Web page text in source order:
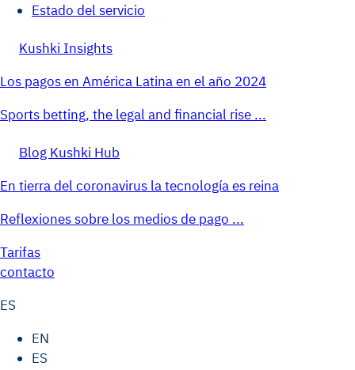
Estado del servicio
Kushki Insights
Los pagos en América Latina en el año 2024
Sports betting, the legal and financial rise ...
Blog Kushki Hub
En tierra del coronavirus la tecnología es reina
Reflexiones sobre los medios de pago ...
Tarifas
contacto
ES
EN
ES